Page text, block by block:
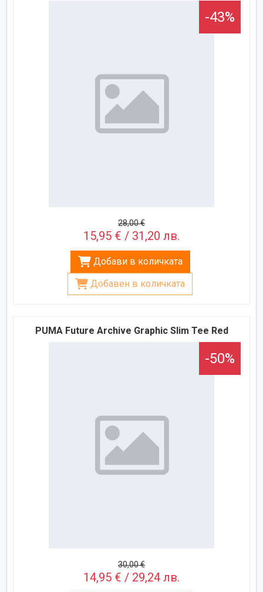
-43%
28,00 €
15,95 € / 31,20 лв.
Добави в количката
Добавен в количката
PUMA Future Archive Graphic Slim Tee Red
-50%
30,00 €
14,95 € / 29,24 лв.